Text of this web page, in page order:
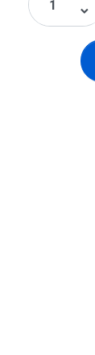
keyboard_arrow_down